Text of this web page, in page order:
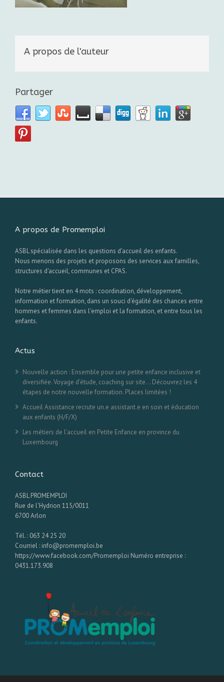
A propos de l'auteur
Partager
A propos de Promemploi
ASBL spécialisée dans les questions d'accueil des enfants.
Nous menons des projets et proposons des services aux familles,
structures d'accueil, communes et CPAS.
Notre métier tient en 4 mots : coordination, développement,
information et formation, dans un souci d'égalité des chances entre
hommes et femmes dans l'emploi et la formation, et entre tous les
enfants.
Actus
Nouvelle action : Ensemble pour une petite enfance inclusive et
diversifiée. Voyage d’étude, coaching sur site… Découvrez les 4
étapes de notre nouvelle formation. Places limitées !
Accueil Assistance recrute un.e assistant.e en soin et éducation
aux enfants (H/F/X)
Les métiers de l’accueil en Petite Enfance en province du
Luxembourg
Contact
ASBL PROMEMPLOI
Rue de l'Hydrion 115/0011
6700 Arlon
Tél. : 063 24 25 20
Courriel : info@promemploi.be
https://www.facebook.com/Promemploi Numéro entreprise :
0431.173.908